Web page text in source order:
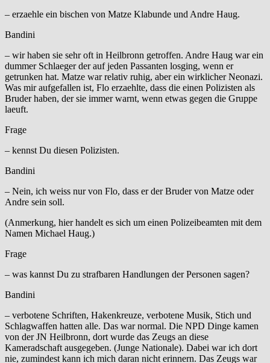
– erzaehle ein bischen von Matze Klabunde und Andre Haug.
Bandini
– wir haben sie sehr oft in Heilbronn getroffen. Andre Haug war ein
dummer Schlaeger der auf jeden Passanten losging, wenn er
getrunken hat. Matze war relativ ruhig, aber ein wirklicher Neonazi.
Was mir aufgefallen ist, Flo erzaehlte, dass die einen Polizisten als
Bruder haben, der sie immer warnt, wenn etwas gegen die Gruppe
laeuft.
Frage
– kennst Du diesen Polizisten.
Bandini
– Nein, ich weiss nur von Flo, dass er der Bruder von Matze oder
Andre sein soll.
(Anmerkung, hier handelt es sich um einen Polizeibeamten mit dem
Namen Michael Haug.)
Frage
– was kannst Du zu strafbaren Handlungen der Personen sagen?
Bandini
– verbotene Schriften, Hakenkreuze, verbotene Musik, Stich und
Schlagwaffen hatten alle. Das war normal. Die NPD Dinge kamen
von der JN Heilbronn, dort wurde das Zeugs an diese
Kameradschaft ausgegeben. (Junge Nationale). Dabei war ich dort
nie, zumindest kann ich mich daran nicht erinnern. Das Zeugs war